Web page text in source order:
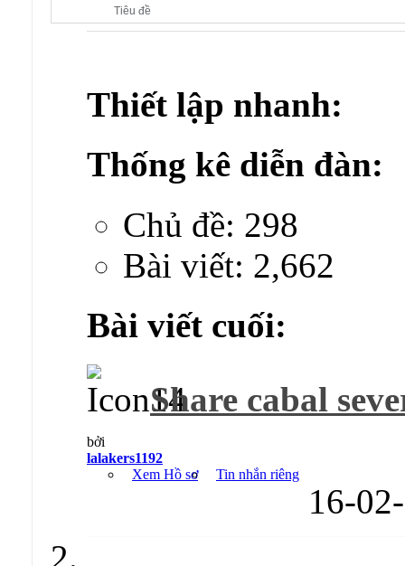
Tiêu đề
Thiết lập nhanh:
Thống kê diễn đàn:
Chủ đề: 298
Bài viết: 2,662
Bài viết cuối:
Share cabal
bởi
lalakers1192
Xem Hồ sơ
Tin nhắn riêng
16-